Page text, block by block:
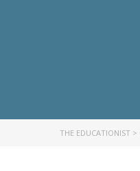
THE EDUCATIONIST >